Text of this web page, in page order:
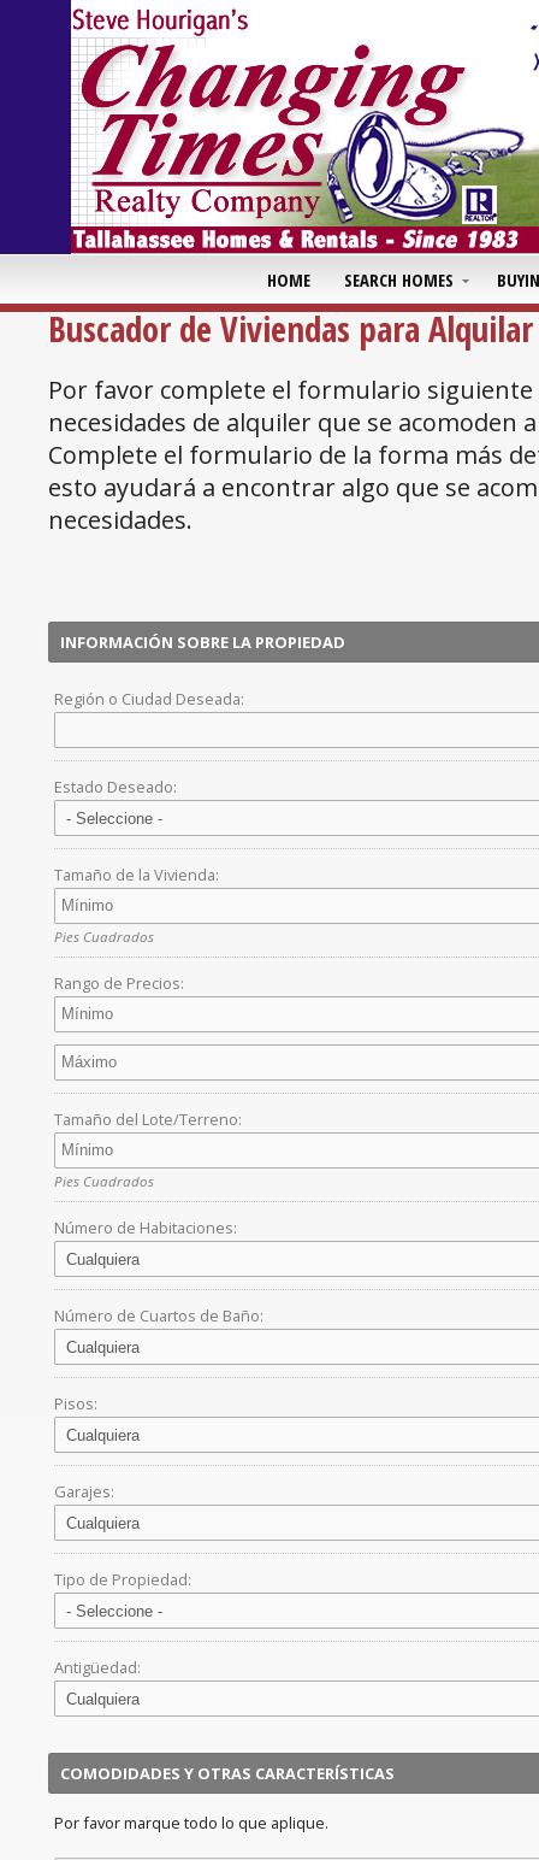
HOME SEARCH HOMES
Buscador de Viviendas para Alquilar
Por favor complete el formulario siguiente
necesidades de alquiler que se acomoden
Complete el formulario de la forma más
esto ayudará a encontrar algo que se
necesidades.
INFORMACIÓN SOBRE LA PROPIEDAD
Región o Ciudad Deseada:
Estado Deseado:
Tamaño de la Vivienda:
Pies Cuadrados
Rango de Precios:
Tamaño del Lote/Terreno:
Pies Cuadrados
Número de Habitaciones:
Número de Cuartos de Baño:
Pisos:
Garajes:
Tipo de Propiedad:
Antigüedad:
COMODIDADES Y OTRAS CARACTERÍSTICAS
Por favor marque todo lo que aplique.